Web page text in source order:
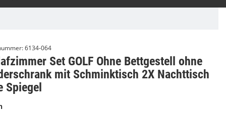
6134-064
Set GOLF Ohne Bettgestell ohne
mit Schminktisch 2X Nachttisch
Spiegel